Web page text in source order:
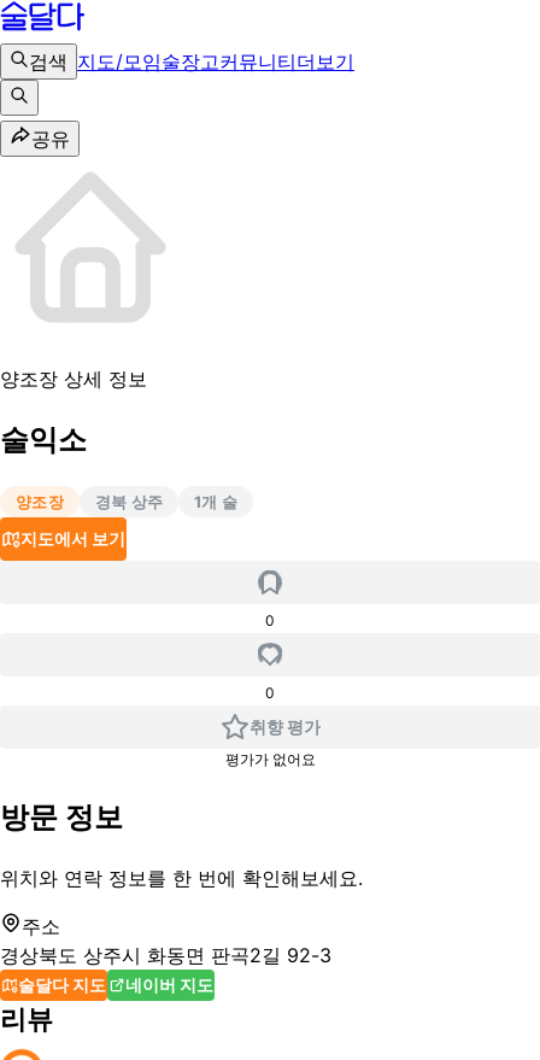
검색 지도/모임술장고커뮤니티더보기
공유
양조장 상세 정보
술익소
양조장 경북 상주 1개 술
지도에서 보기
0
0
취향 평가
평가가 없어요
방문 정보
위치와 연락 정보를 한 번에 확인해보세요.
주소
경상북도 상주시 화동면 판곡2길 92-3
술달다 지도 네이버 지도
리뷰